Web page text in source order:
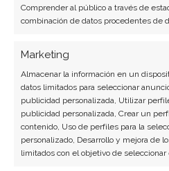
Comprender al público a través de
combinación de datos procedentes de
Marketing
Almacenar la información en un
datos limitados para seleccionar
publicidad personalizada, Utilizar
publicidad personalizada, Crear un
contenido, Uso de perfiles para la
personalizado, Desarrollo y mejora de
limitados con el objetivo de seleccionar
Copiar
SOBRE EL
Carmen